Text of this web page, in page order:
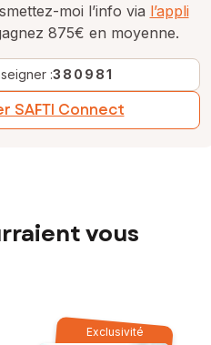
moi l’info via l’appli
875€ en moyenne.
:380981
SAFTI Connect
vous
Exclusivité